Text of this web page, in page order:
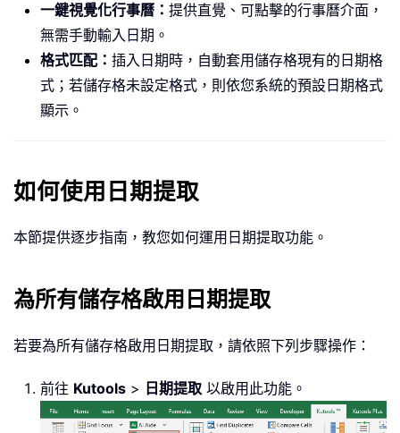
一鍵視覺化行事曆： 提供直覺、可點擊的行事曆介面，
無需手動輸入日期。
格式匹配： 插入日期時，自動套用儲存格現有的日期格
式；若儲存格未設定格式，則依您系統的預設日期格式
顯示。
如何使用日期提取
本節提供逐步指南，教您如何運用日期提取功能。
為所有儲存格啟用日期提取
若要為所有儲存格啟用日期提取，請依照下列步驟操作：
前往 Kutools > 日期提取 以啟用此功能。